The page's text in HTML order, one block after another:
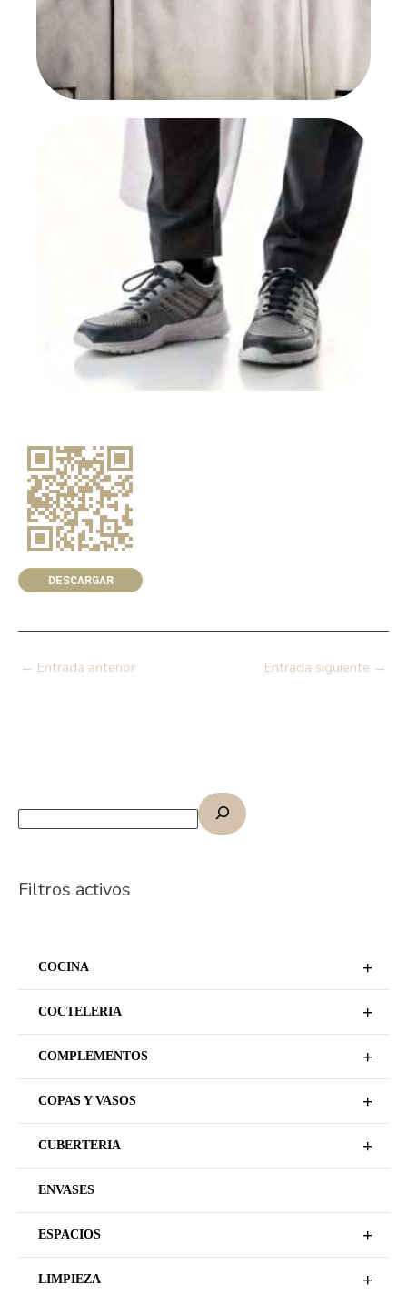
Filtros activos
+
COCINA
+
COCTELERIA
+
COMPLEMENTOS
+
COPAS Y VASOS
+
CUBERTERIA
ENVASES
+
ESPACIOS
+
LIMPIEZA
DESCARGAR
← Entrada anterior Entrada siguiente →